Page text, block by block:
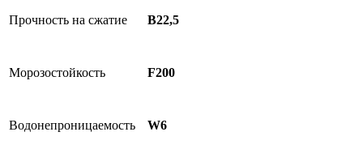
Прочность на сжатие B22,5
Морозостойкость F200
Водонепроницаемость W6